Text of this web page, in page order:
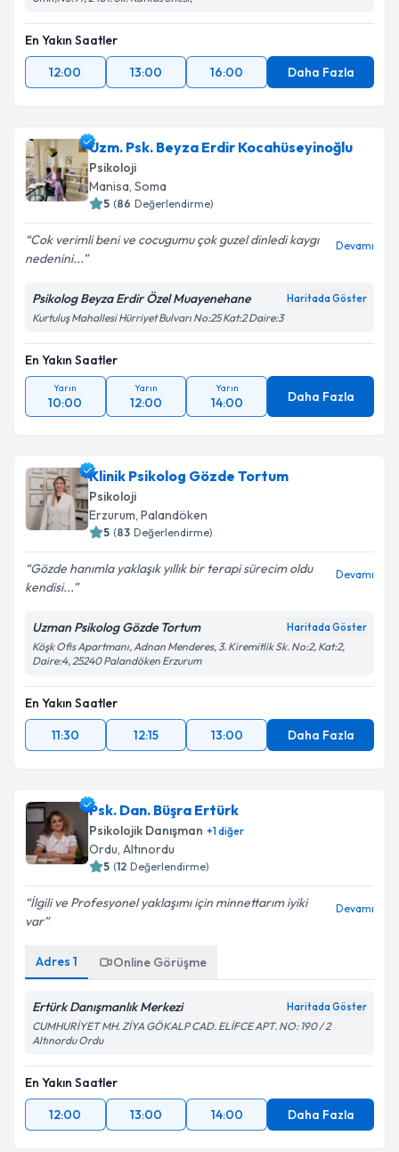
Ümit,No:77, 2481. Sk. Kafkas Sitesi,
En Yakın Saatler
12:00
13:00 16:00 Daha Fazla
Uzm. Psk. Beyza Erdir Kocahüseyinoğlu
Psikoloji
Manisa, Soma
( Değerlendirme)
Cok verimli beni ve cocugumu çok guzel dinledi kaygı
nedenini...
Psikolog Beyza Erdir Özel Muayenehane
Kurtuluş Mahallesi Hürriyet Bulvarı No:25 Kat:2 Daire:3
En Yakın Saatler
Yarın
10:00
Yarın
12:00
Yarın
14:00 Daha Fazla
Klinik Psikolog Gözde Tortum
Psikoloji
Erzurum,Palandöken
( Değerlendirme)
Gözde hanımla yaklaşık yıllık bir terapi sürecim oldu
kendisi...
Uzman Psikolog Gözde Tortum
Köşk Ofis Apartmanı, Adnan Menderes, 3. Kiremitlik Sk. No:2, Kat:2,
Daire:4, 25240 Palandöken Erzurum
En Yakın Saatler
11:30
12:15 13:00 Daha Fazla
Psk. Dan. Büşra Ertürk
Psikolojik Danışman diğer
Ordu,Altınordu
( Değerlendirme)
İlgili ve Profesyonel yaklaşımı için minnettarım iyiki
var
Adres 1 Online Görüşme
Ertürk Danışmanlık Merkezi
CUMHURİYET MH. ZİYA GÖKALP CAD. ELİFCE APT. NO: 190 / 2
En Yakın Saatler
12:00
13:00 14:00 Daha Fazla